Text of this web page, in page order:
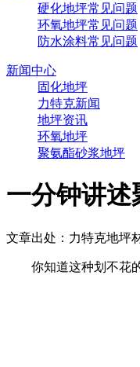
硬化地坪常见问题
环氧地坪常见问题
防水涂料常见问题
新闻中心
固化地坪
力特克新闻
地坪资讯
环氧地坪
聚氨酯砂浆地坪
一分钟讲述
文章出处：力特克地坪
你知道这种划不花